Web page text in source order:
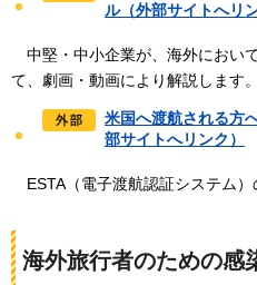
ル（外部サイトへリン
中堅・中小企業が、海外におい
て、劇画・動画により解説します。
米国へ渡航される方
部サイトへリンク）
ESTA（電子渡航認証システム）
海外旅行者のための感